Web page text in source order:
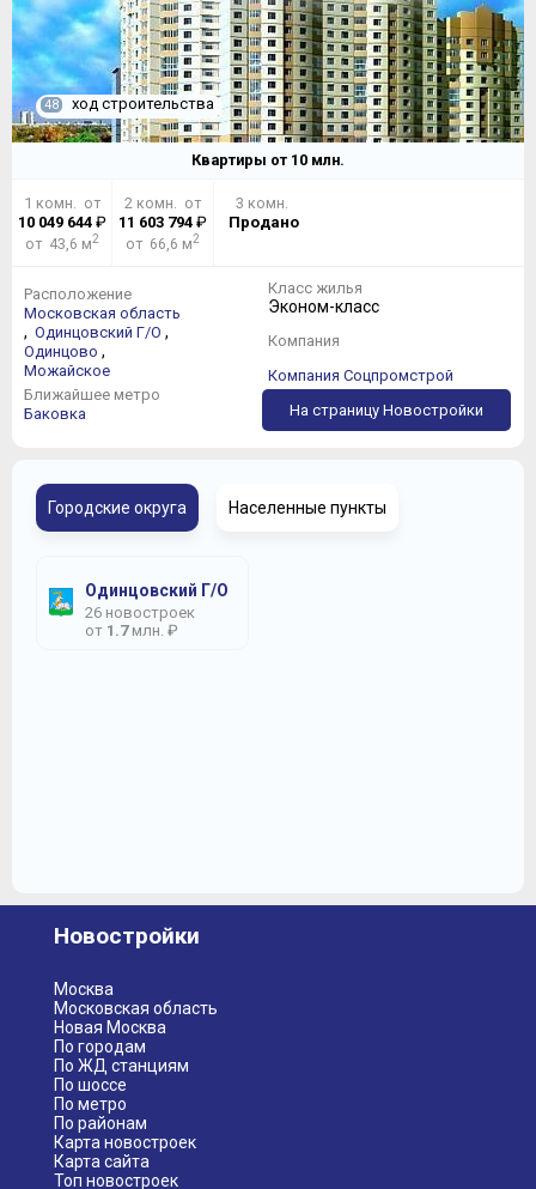
48 ход строительства
Квартиры от 10 млн.
1 комн. от
10 049 644₽
от 43,6 м2
2 комн. от
11 603 794 ₽
от 66,6 м2
3 комн.
Продано
Расположение
Московская область
, Одинцовский Г/О ,
Одинцово ,
Можайское
Ближайшее метро
Баковка
Класс жилья
Эконом-класс
Компания
Компания Соцпромстрой
На страницу Новостройки
Городские округа Населенные пункты
Одинцовский Г/О
26 новостроек
от 1.7млн. ₽
Новостройки
Москва
Московская область
Новая Москва
По городам
По ЖД станциям
По шоссе
По метро
По районам
Карта новостроек
Карта сайта
Топ новостроек